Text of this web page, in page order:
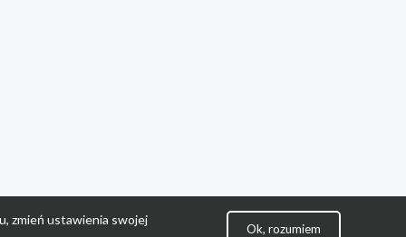
zmień ustawienia swojej
Ok, rozumiem